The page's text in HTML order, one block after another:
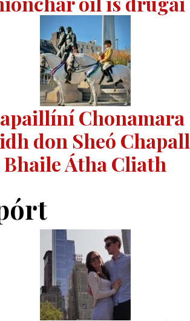
Chonamara
don Sheó Chapall
Bhaile Átha Cliath